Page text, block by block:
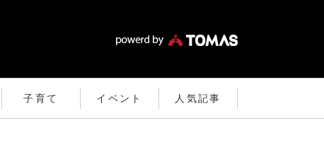
子育て イベント 人気記事